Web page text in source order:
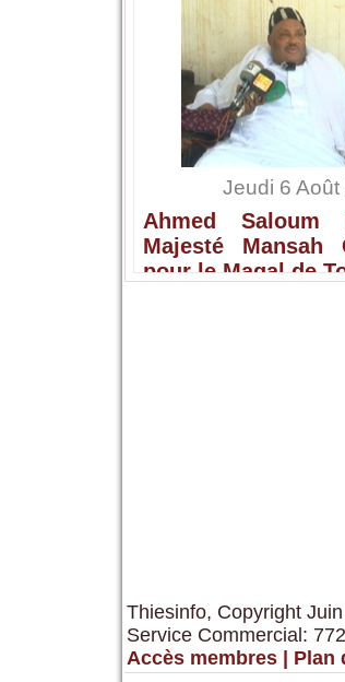
Jeudi 6
Ahmed
Majesté Mansah
pour le Magal de
Thiesinfo, Copyright
Service Commercial:
Accès membres
Plan